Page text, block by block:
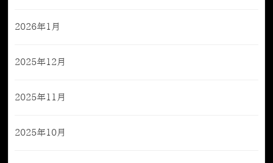
2026年1月
2025年12月
2025年11月
2025年10月